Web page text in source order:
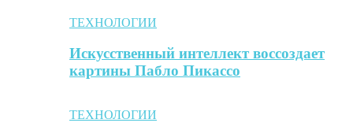
ТЕХНОЛОГИИ
Искусственный интеллект воссоздает
картины Пабло Пикассо
ТЕХНОЛОГИИ